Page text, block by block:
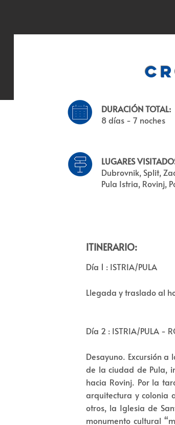
DURACIÓN TOTAL:
8 días - 7 noches
LUGARES
Dubrovnik, Split,
Pula Istria, Rovinj,
ITINERARIO:
Día 1 : ISTRIA/PULA
Llegada y traslado al
Día 2 : ISTRIA/PULA -
Desayuno. Excursión
de la ciudad de Pula,
hacia Rovinj. Por la
arquitectura y colonia
otros, la Iglesia de
monumento cultural